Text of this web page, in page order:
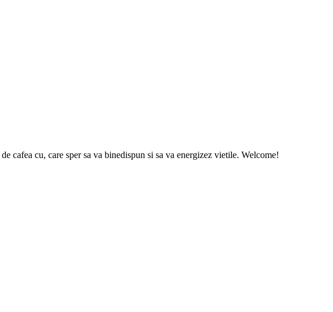
cafea cu, care sper sa va binedispun si sa va energizez vietile. Welcome!